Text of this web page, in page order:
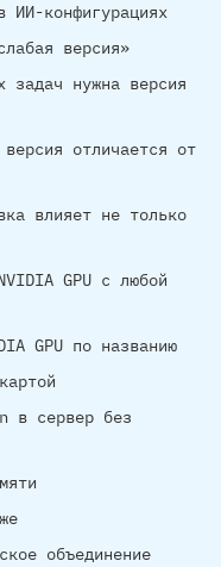
ИИ-конфигурациях
версия»
нужна версия
отличается от
влияет не только
GPU с любой
GPU по названию
в сервер без
объединение